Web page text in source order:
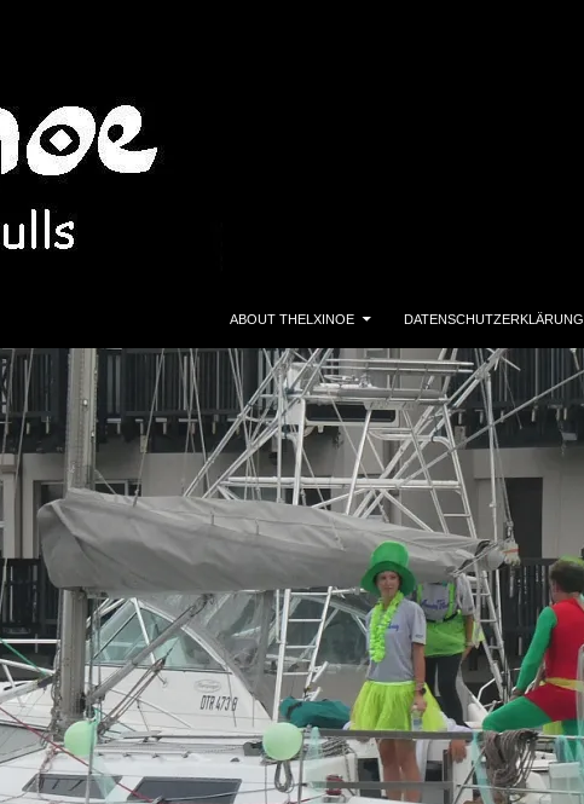
ABOUT THELXINOE
DATENSCHUTZERKLÄRUNG